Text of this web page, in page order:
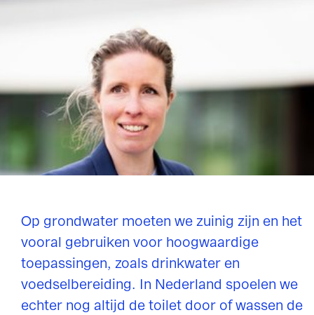
spoelen met drinkwater
en zuinig zijn op
grondwater-voorraden
Op grondwater moeten we zuinig zijn en het
vooral gebruiken voor hoogwaardige
toepassingen, zoals drinkwater en
voedselbereiding. In Nederland spoelen we
echter nog altijd de toilet door of wassen de